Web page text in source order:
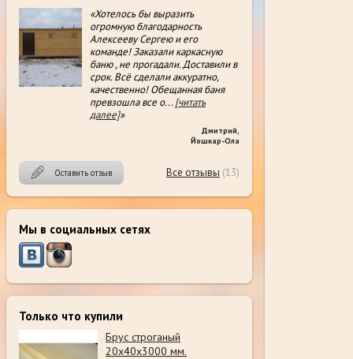
«Хотелось бы выразить
огромную благодарность
Алексееву Сергею и его
команде! Заказали каркасную
баню , не прогадали. Доставили в
срок. Всё сделали аккуратно,
качественно! Обещанная баня
превзошла все о...[читать
далее]»
Дмитрий
Йошкар-Ола
Оставить отзыв Все отзывы (13)
Мы в социальных сетях
Только что купили
Брус строганый
20х40х3000 мм.